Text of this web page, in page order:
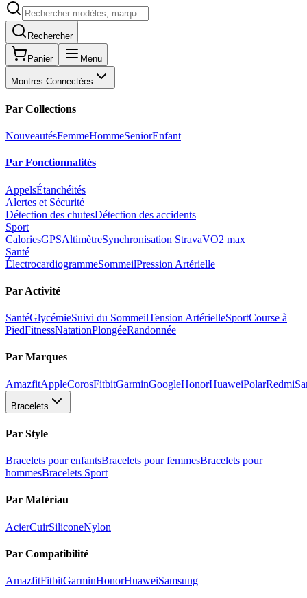
Rechercher
Panier Menu
Montres Connectées
Par Collections
NouveautésFemmeHommeSeniorEnfant
Par Fonctionnalités
AppelsÉtanchéités
Alertes et Sécurité
Détection des chutesDétection des accidents
Sport
CaloriesGPSAltimètreSynchronisation StravaVO2 max
Santé
ÉlectrocardiogrammeSommeilPression Artérielle
Par Activité
SantéGlycémieSuivi du SommeilTension ArtérielleSportCourse à
PiedFitnessNatationPlongéeRandonnée
Par Marques
AmazfitAppleCorosFitbitGarminGoogleHonorHuaweiPolarRedmi
Bracelets
Par Style
Bracelets pour enfantsBracelets pour femmesBracelets pour
hommesBracelets Sport
Par Matériau
AcierCuirSiliconeNylon
Par Compatibilité
AmazfitFitbitGarminHonorHuaweiSamsung